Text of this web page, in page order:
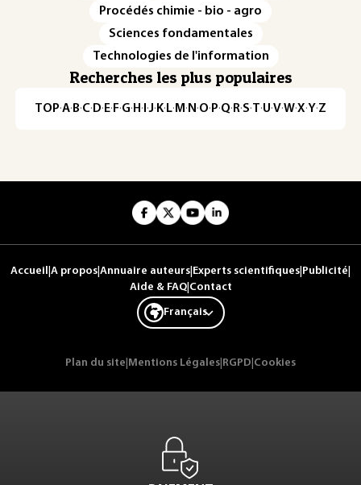
Procédés chimie - bio - agro
Sciences fondamentales
Technologies de l'information
Recherches les plus populaires
TOP·A·B·C· D· E· F·G· H · ·J· K· L· M · N ·O· P·Q· R·S·T·U·V·W·X·Y·Z
Accueil A propos Annuaire auteurs Experts scientifiques Publicité
Aide & FAQ| Contact
Français
Plan du site Mentions Légales RGPD Cookies